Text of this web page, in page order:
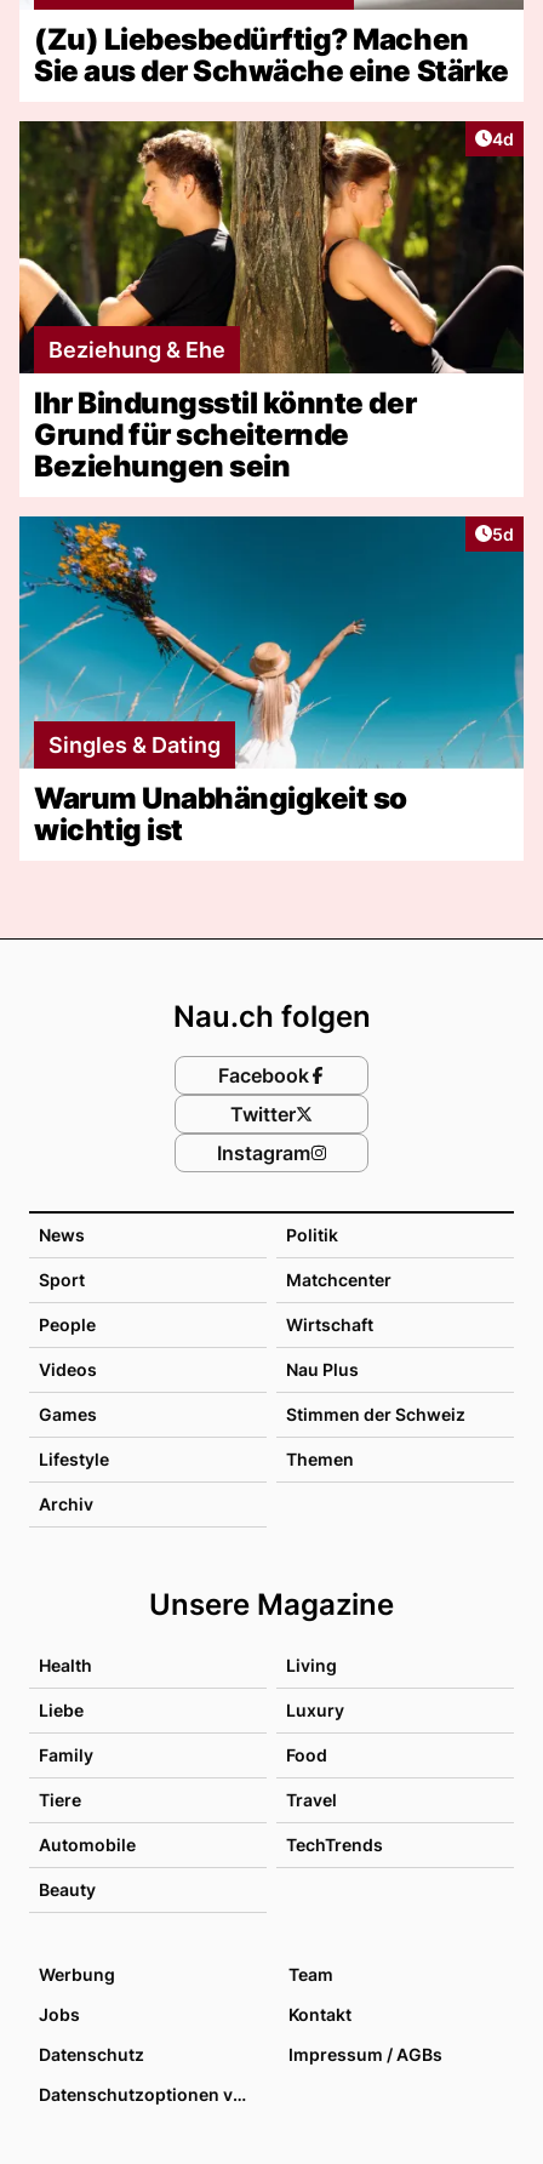
(Zu) Liebesbedürftig? Machen
Sie aus der Schwäche eine Stärke
4d
Beziehung & Ehe
Ihr Bindungsstil könnte der
Grund für scheiternde
Beziehungen sein
5d
Singles & Dating
Warum Unabhängigkeit so
wichtig ist
News Politik
Sport Matchcenter
People Wirtschaft
Videos Nau Plus
Games Stimmen der Schweiz
Lifestyle Themen
Archiv
Unsere Magazine
Health Living
Liebe Luxury
Family Food
Tiere Travel
Automobile TechTrends
Beauty
Nau.ch folgen
Facebook
Twitter
Instagram
Werbung
Team
Jobs
Kontakt
Datenschutz
Impressum / AGBs
Datenschutzoptionen verwalten